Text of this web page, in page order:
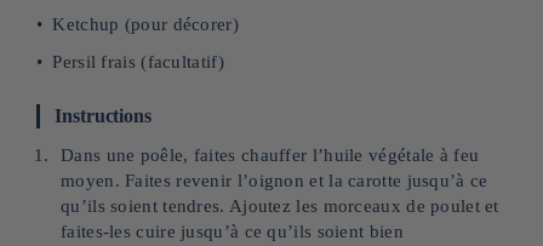
Ketchup (pour décorer)
Persil frais (facultatif)
Instructions
Dans une poêle, faites chauffer l’huile végétale à feu
moyen. Faites revenir l’oignon et la carotte jusqu’à ce
qu’ils soient tendres. Ajoutez les morceaux de poulet et
faites-les cuire jusqu’à ce qu’ils soient bien